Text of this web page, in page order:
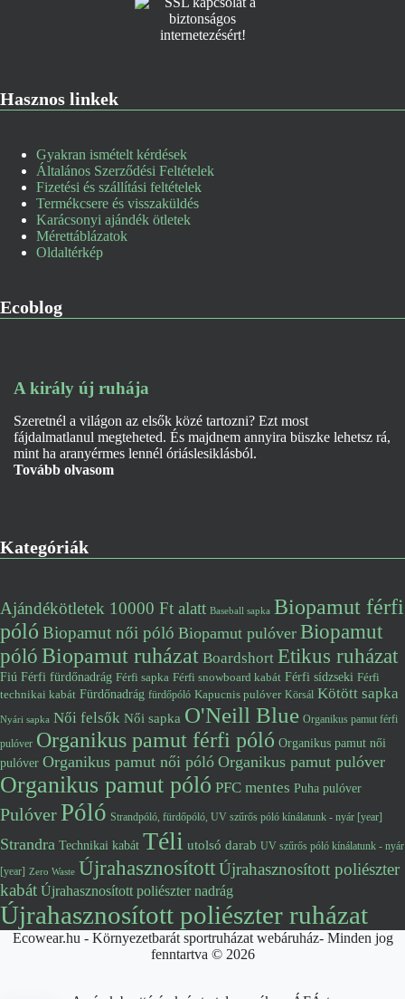
Hasznos linkek
Gyakran ismételt kérdések
Általános Szerződési Feltételek
Fizetési és szállítási feltételek
Termékcsere és visszaküldés
Karácsonyi ajándék ötletek
Mérettáblázatok
Oldaltérkép
Ecoblog
A király új ruhája
Szeretnél a világon az elsők közé tartozni? Ezt most
fájdalmatlanul megteheted. És majdnem annyira büszke lehetsz rá,
mint ha aranyérmes lennél óriáslesiklásból.
Tovább olvasom
Kategóriák
Ajándékötletek 10000 Ft alatt Baseball sapka Biopamut férfi
póló Biopamut női póló Biopamut pulóver Biopamut
pólóBiopamut ruházat Boardshort Etikus ruházat
Fiú Férfi fürdőnadrág Férfi sapka Férfi snowboard kabát Férfi sídzseki Férfi
technikai kabát Fürdőnadrág fürdőpóló Kapucnis pulóver Körsál Kötött sapka
Nyári sapka Női felsők Női sapka O'Neill Blue Organikus pamut férfi
pulóver Organikus pamut férfi póló Organikus pamut női
pulóver Organikus pamut női póló Organikus pamut pulóver
Organikus pamut póló PFC mentes Puha pulóver
PulóverPóló Strandpóló, fürdőpóló, UV szűrős póló kínálatunk - nyár [year]
Strandra Technikai kabát Téli utolsó darab UV szűrős póló kínálatunk - nyár
[year] Zero Waste ÚjrahasznosítottÚjrahasznosított poliészter
kabát Újrahasznosított poliészter nadrág
Újrahasznosított poliészter ruházat
Ecowear.hu - Környezetbarát sportruházat webáruház- Minden jog
fenntartva © 2026